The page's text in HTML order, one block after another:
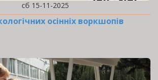
сб 15-11-2025
осінніх воркшопів